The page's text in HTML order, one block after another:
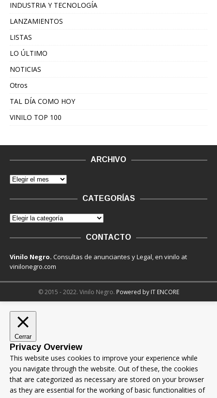
INDUSTRIA Y TECNOLOGÍA
LANZAMIENTOS
LISTAS
LO ÚLTIMO
NOTICIAS
Otros
TAL DÍA COMO HOY
VINILO TOP 100
ARCHIVO
CATEGORÍAS
CONTACTO
Vinilo Negro. Consultas de anunciantes y Legal, en vinilo at
vinilonegro.com
© 2015 - 2022. Vinilo Negro. Powered by IT ENCORE
Cerrar
Privacy Overview
This website uses cookies to improve your experience while
you navigate through the website. Out of these, the cookies
that are categorized as necessary are stored on your browser
as they are essential for the working of basic functionalities of